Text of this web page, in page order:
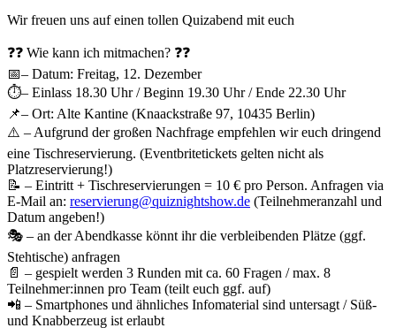
Wir freuen uns auf einen tollen Quizabend mit euch
❓❓ Wie kann ich mitmachen? ❓❓
📅– Datum: Freitag, 12. Dezember
⏱– Einlass 18.30 Uhr / Beginn 19.30 Uhr / Ende 22.30 Uhr
📌– Ort: Alte Kantine (Knaackstraße 97, 10435 Berlin)
⚠️ – Aufgrund der großen Nachfrage empfehlen wir euch dringend
eine Tischreservierung. (Eventbritetickets gelten nicht als
Platzreservierung!)
📝 – Eintritt + Tischreservierungen = 10 € pro Person. Anfragen via
E-Mail an: reservierung@quiznightshow.de (Teilnehmeranzahl und
Datum angeben!)
🎭 – an der Abendkasse könnt ihr die verbleibenden Plätze (ggf.
Stehtische) anfragen
📄 – gespielt werden 3 Runden mit ca. 60 Fragen / max. 8
Teilnehmer:innen pro Team (teilt euch ggf. auf)
📲 – Smartphones und ähnliches Infomaterial sind untersagt / Süß-
und Knabberzeug ist erlaubt